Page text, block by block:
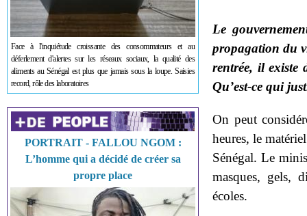
Face à l'inquiétude croissante des consommateurs et au
déferlement d'alertes sur les réseaux sociaux, la qualité des
aliments au Sénégal est plus que jamais sous la loupe. Saisies
record, rôle des laboratoires
PORTRAIT - FALLOU NGOM :
L’homme qui a décidé de créer sa
propre place
Le
propagation du
rentrée, il existe
Qu’est-ce qui
On peut
heures, le
Sénégal. Le
masques, gels,
écoles.